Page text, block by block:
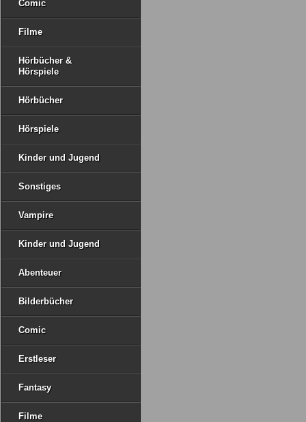
Comic
Filme
Hörbücher &
Hörspiele
Hörbücher
Hörspiele
Kinder und Jugend
Sonstiges
Vampire
Kinder und Jugend
Abenteuer
Bilderbücher
Comic
Erstleser
Fantasy
Filme